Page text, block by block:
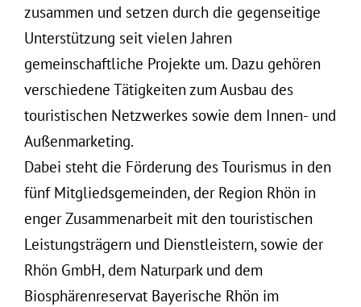
zusammen und setzen durch die gegenseitige
Unterstützung seit vielen Jahren
gemeinschaftliche Projekte um. Dazu gehören
verschiedene Tätigkeiten zum Ausbau des
touristischen Netzwerkes sowie dem Innen- und
Außenmarketing.
Dabei steht die Förderung des Tourismus in den
fünf Mitgliedsgemeinden, der Region Rhön in
enger Zusammenarbeit mit den touristischen
Leistungsträgern und Dienstleistern, sowie der
Rhön GmbH, dem Naturpark und dem
Biosphärenreservat Bayerische Rhön im